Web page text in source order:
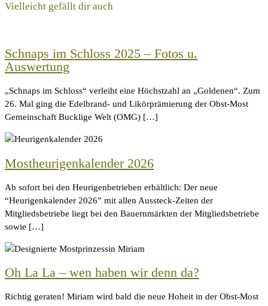
Vielleicht gefällt dir auch
Schnaps im Schloss 2025 – Fotos u.
Auswertung
„Schnaps im Schloss“ verleiht eine Höchstzahl an „Goldenen“. Zum
26. Mal ging die Edelbrand- und Likörprämierung der Obst-Most
Gemeinschaft Bucklige Welt (OMG) […]
Mostheurigenkalender 2026
Ab sofort bei den Heurigenbetrieben erhältlich: Der neue
“Heurigenkalender 2026” mit allen Aussteck-Zeiten der
Mitgliedsbetriebe liegt bei den Bauernmärkten der Mitgliedsbetriebe
sowie […]
Oh La La – wen haben wir denn da?
Richtig geraten! Miriam wird bald die neue Hoheit in der Obst-Most